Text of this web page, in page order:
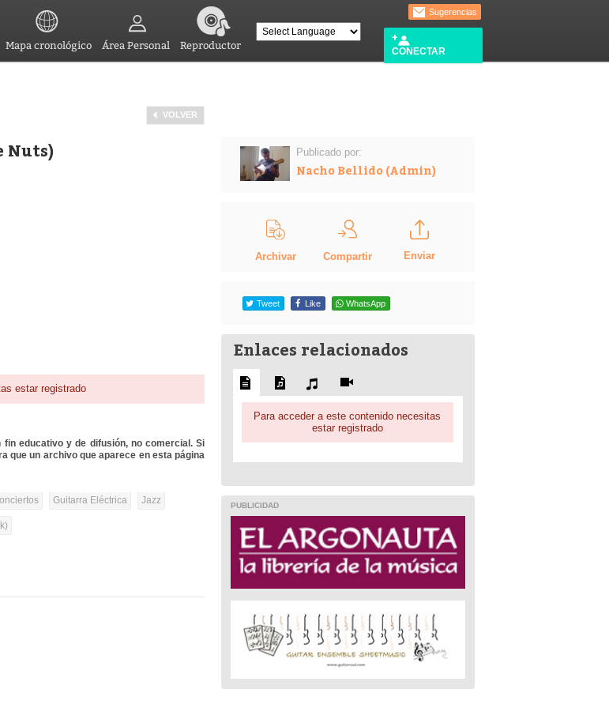
Mapa cronológico Área Personal Reproductor
Sugerencias
CONECTAR
VOLVER
Nuts)
estar registrado
educativo y de difusión, no comercial. Si
que un archivo que aparece en esta página
Guitarra Eléctrica Jazz
Publicado por:
Nacho Bellido (Admin)
Archivar Compartir Enviar
Tweet Like WhatsApp
Enlaces relacionados
Para acceder a este contenido necesitas
estar registrado
PUBLICIDAD